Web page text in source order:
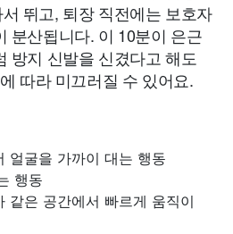
뛰고, 퇴장 직전에는 보호자
분산됩니다. 이 10분이 은근
방지 신발을 신겼다고 해도
따라 미끄러질 수 있어요.
얼굴을 가까이 대는 행동
행동
같은 공간에서 빠르게 움직이